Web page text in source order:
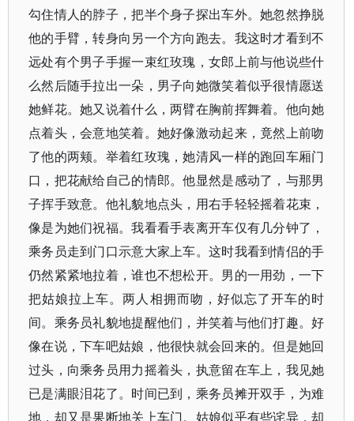
勾住情人的脖子，把半个身子探出车外。她忽然挣脱
他的手臂，转身向另一个方向跑去。我这时才看到不
远处有个男子手握一束红玫瑰，女郎上前与他说些什
么然后随手拉出一朵，男子向她微笑着似乎很情愿送
她鲜花。她又说着什么，两臂在胸前挥舞着。他向她
点着头，会意地笑着。她好像激动起来，竟然上前吻
了他的两颊。举着红玫瑰，她清风一样的跑回车厢门
口，把花献给自己的情郎。他显然是感动了，与那男
子挥手致意。他礼貌地点头，用右手轻轻摇着花束，
像是为她们祝福。我看看手表离开车仅有几分钟了，
乘务员走到门口示意大家上车。这时我看到情侣的手
仍然紧紧地拉着，谁也不想松开。男的一用劲，一下
把姑娘拉上车。两人相拥而吻，好似忘了开车的时
间。乘务员礼貌地提醒他们，并笑着与他们打趣。好
像在说，下车吧姑娘，他很快就会回来的。但是她回
过头，向乘务员用力摇着头，执意留在车上，我见她
已是满眼泪花了。时间已到，乘务员摊开双手，为难
地，却又是果断地关上车门。姑娘似乎有些诧异，却